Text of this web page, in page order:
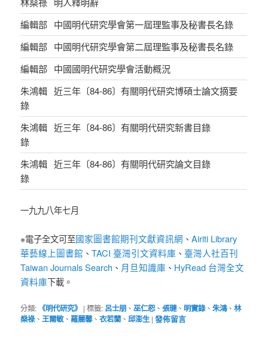
編輯部 中國明代研究學會第一屆理監事及秘書長名錄
編輯部 中國明代研究學會第二屆理監事及秘書長名錄
編輯部 中國國明代研究學會活動概況
朱鴻輯
錄
近三年〔84-86〕有關明代研究博碩士論文摘要
朱鴻輯
錄
近三年〔84-86〕有關明代研究新書目錄
朱鴻輯
錄
近三年〔84-86〕有關明代研究論文目錄
一九九八年七月
※電子全文可至國家圖書館期刊文獻資訊網 、Airiti Library
華藝線上圖書館 、TACI 臺灣引文資料庫 、 臺灣人社百刊
Taiwan Journals Search 、 月旦知識庫 、 HyRead 台灣全文
資料庫下載。
分類: 《明代研究》 |標籤: 呂士朋 、巫仁恕 、張璉、 明實錄、朱鴻、林
燊祿、王爾敏、羅麗馨、衣若蘭、邱澎生 |發佈留言